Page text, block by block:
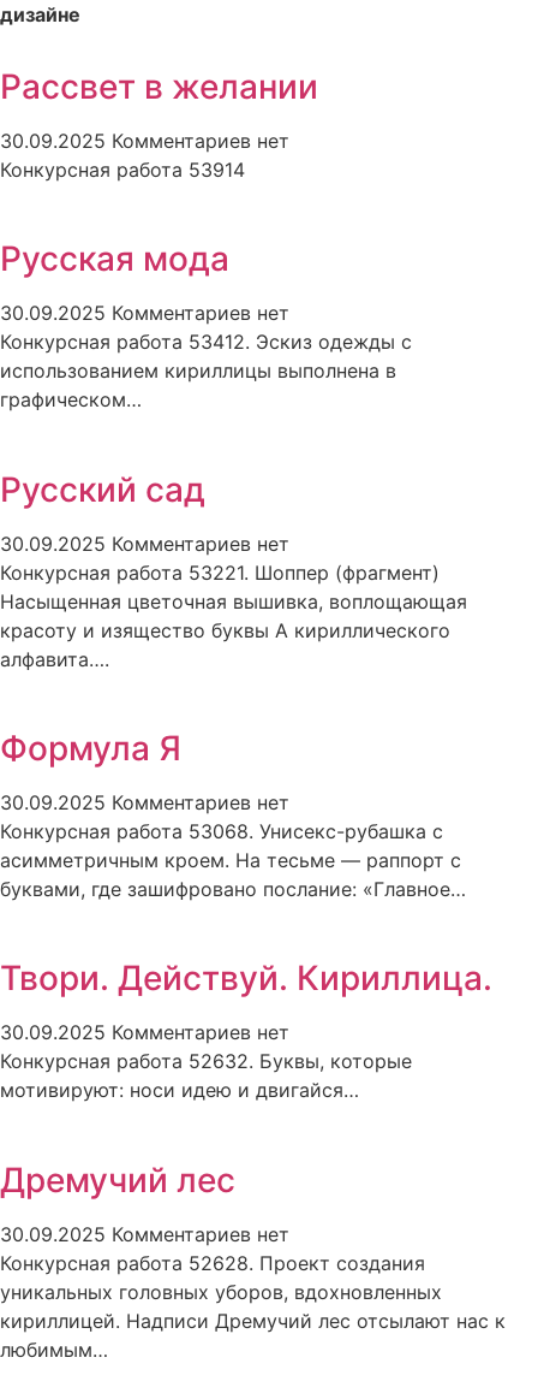
дизайне
Рассвет в желании
30.09.2025 Комментариев нет
Конкурсная работа 53914
Русская мода
30.09.2025 Комментариев нет
Конкурсная работа 53412. Эскиз одежды с
использованием кириллицы выполнена в
графическом…
Русский сад
30.09.2025 Комментариев нет
Конкурсная работа 53221. Шоппер (фрагмент)
Насыщенная цветочная вышивка, воплощающая
красоту и изящество буквы А кириллического
алфавита….
Формула Я
30.09.2025 Комментариев нет
Конкурсная работа 53068. Унисекс-рубашка с
асимметричным кроем. На тесьме — раппорт с
буквами, где зашифровано послание: «Главное…
Твори. Действуй. Кириллица.
30.09.2025 Комментариев нет
Конкурсная работа 52632. Буквы, которые
мотивируют: носи идею и двигайся…
Дремучий лес
30.09.2025 Комментариев нет
Конкурсная работа 52628. Проект создания
уникальных головных уборов, вдохновленных
кириллицей. Надписи Дремучий лес отсылают нас к
любимым…